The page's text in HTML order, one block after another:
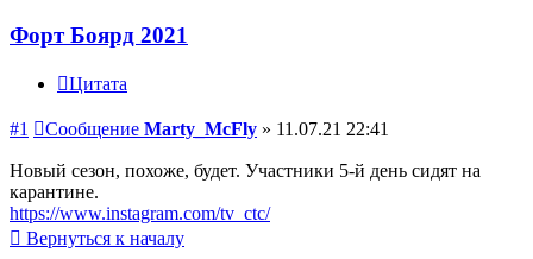
Форт Боярд 2021
Цитата
#1 Сообщение Marty_McFly » 11.07.21 22:41
Новый сезон, похоже, будет. Участники 5-й день сидят на
карантине.
https://www.instagram.com/tv_ctc/
Вернуться к началу